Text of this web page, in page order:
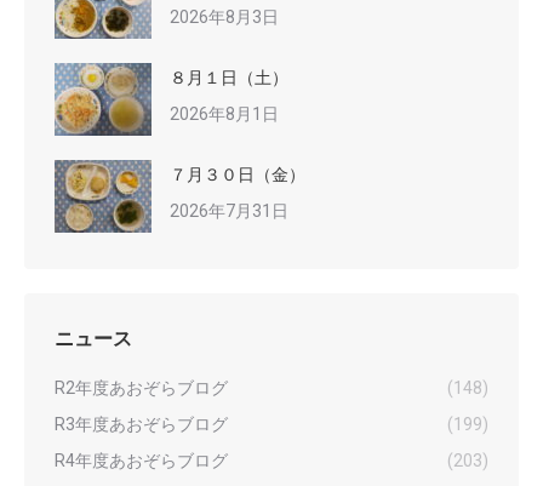
2026年8月3日
８月１日（土）
2026年8月1日
７月３０日（金）
2026年7月31日
ニュース
R2年度あおぞらブログ
(148)
R3年度あおぞらブログ
(199)
R4年度あおぞらブログ
(203)